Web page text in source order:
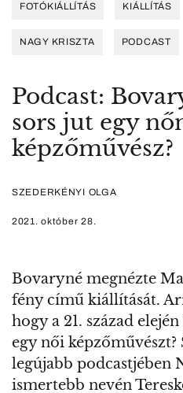
FOTÓKIÁLLÍTÁS KIÁLLÍTÁS
NAGY KRISZTA PODCAST
Podcast:
sors jut egy
képzőművész?
SZEDERKÉNYI OLGA
2021. október 28.
Bovaryné megnézte
fény című kiállítását.
hogy a 21. század
egy női
legújabb podcastjében
ismertebb nevén